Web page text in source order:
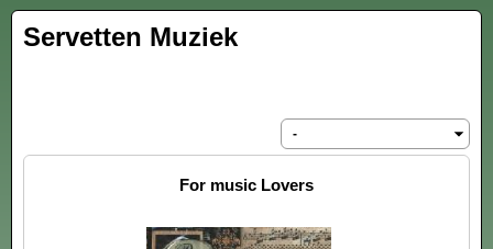
Servetten Muziek
For music Lovers